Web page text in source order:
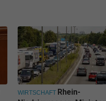
WIRTSCHAFT Rhein-